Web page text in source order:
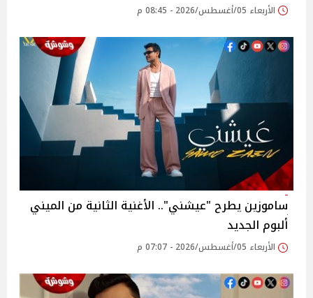
الأربعاء 05/أغسطس/2026 - 08:45 م
ساموزين يطرح "عيشني".. الأغنية الثانية من الميني
ألبوم الجديد
الأربعاء 05/أغسطس/2026 - 07:07 م